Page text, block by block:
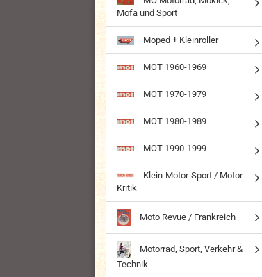
Mofa und Sport
Moped + Kleinroller
MOT 1960-1969
MOT 1970-1979
MOT 1980-1989
MOT 1990-1999
Klein-Motor-Sport / Motor-
Kritik
Moto Revue / Frankreich
Motorrad, Sport, Verkehr &
Technik